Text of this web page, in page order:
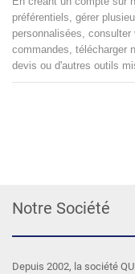
préférentiels, gérer
personnalisées, consulter
commandes, télécharger
devis ou d'autres outils
Notre Société
Depuis 2002, la société